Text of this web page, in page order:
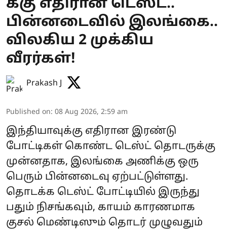
க்கு எதிரான டெஸ்ட்..
பின்னடைவில் இலங்கை..
விலகிய 2 முக்கிய
வீரர்கள்!
Prakash J
Published on: 08 Aug 2026, 2:59 am
இந்தியாவுக்கு எதிரான இரண்டு
போட்டிகள் கொண்ட டெஸ்ட் தொடருக்கு
முன்னதாக, இலங்கை அணிக்கு ஒரு
பெரும் பின்னடைவு ஏற்பட்டுள்ளது.
தொடக்க டெஸ்ட் போட்டியில் இருந்து
பதும் நிசங்கவும், காயம் காரணமாக
குசல் மெண்டிஸும் தொடர் முழுவதும்